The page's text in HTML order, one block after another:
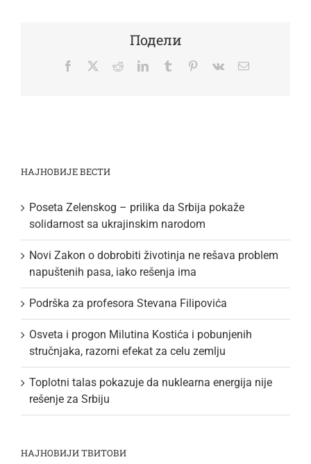
Подели
Facebook
TwitterRedditLinkedInTumblr Pinterest
Vk Email
НАЈНОВИЈЕ ВЕСТИ
Poseta Zelenskog – prilika da Srbija pokaže
solidarnost sa ukrajinskim narodom
Novi Zakon o dobrobiti životinja ne rešava problem
napuštenih pasa, iako rešenja ima
Podrška za profesora Stevana Filipovića
Osveta i progon Milutina Kostića i pobunjenih
stručnjaka, razorni efekat za celu zemlju
Toplotni talas pokazuje da nuklearna energija nije
rešenje za Srbiju
НАЈНОВИЈИ ТВИТОВИ